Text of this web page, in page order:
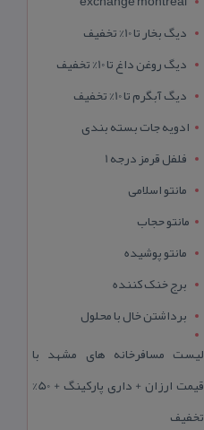
دیگ بخار تا 10% تخفیف
دیگ روغن داغ تا 10% تخفیف
دیگ آبگرم تا 10% تخفیف
ادویه جات بسته بندی
فلفل قرمز درجه 1
مانتو اسلامی
مانتو حجاب
مانتو پوشیده
برج خنک کننده
برداشتن خال با محلول
لیست مسافرخانه های مشهد با
قیمت ارزان + داری پارکینگ + 50%
تخفیف